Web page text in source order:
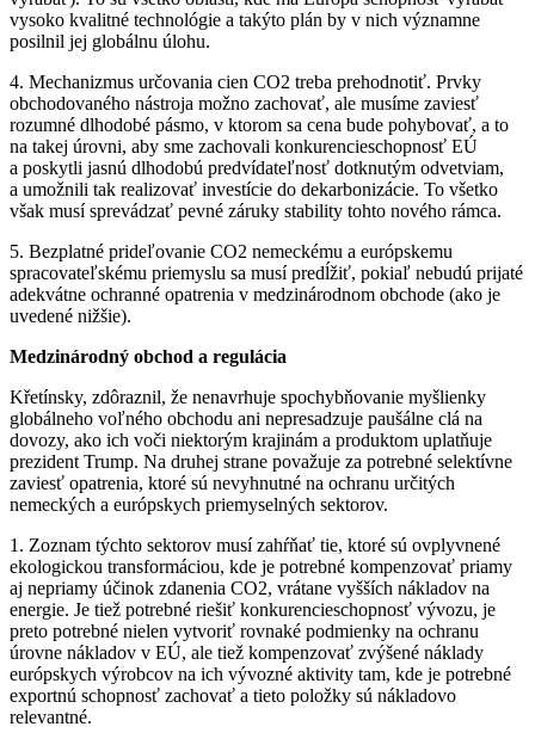
vysoko kvalitné technológie a takýto plán by v nich významne
posilnil jej globálnu úlohu.
4. Mechanizmus určovania cien CO2 treba prehodnotiť. Prvky
obchodovaného nástroja možno zachovať, ale musíme zaviesť
rozumné dlhodobé pásmo, v ktorom sa cena bude pohybovať, a to
na takej úrovni, aby sme zachovali konkurencieschopnosť EÚ
a poskytli jasnú dlhodobú predvídateľnosť dotknutým odvetviam,
a umožnili tak realizovať investície do dekarbonizácie. To všetko
však musí sprevádzať pevné záruky stability tohto nového rámca.
5. Bezplatné prideľovanie CO2 nemeckému a európskemu
spracovateľskému priemyslu sa musí predĺžiť, pokiaľ nebudú prijaté
adekvátne ochranné opatrenia v medzinárodnom obchode (ako je
uvedené nižšie).
Medzinárodný obchod a regulácia
Křetínsky, zdôraznil, že nenavrhuje spochybňovanie myšlienky
globálneho voľného obchodu ani nepresadzuje paušálne clá na
dovozy, ako ich voči niektorým krajinám a produktom uplatňuje
prezident Trump. Na druhej strane považuje za potrebné selektívne
zaviesť opatrenia, ktoré sú nevyhnutné na ochranu určitých
nemeckých a európskych priemyselných sektorov.
1. Zoznam týchto sektorov musí zahŕňať tie, ktoré sú ovplyvnené
ekologickou transformáciou, kde je potrebné kompenzovať priamy
aj nepriamy účinok zdanenia CO2, vrátane vyšších nákladov na
energie. Je tiež potrebné riešiť konkurencieschopnosť vývozu, je
preto potrebné nielen vytvoriť rovnaké podmienky na ochranu
úrovne nákladov v EÚ, ale tiež kompenzovať zvýšené náklady
európskych výrobcov na ich vývozné aktivity tam, kde je potrebné
exportnú schopnosť zachovať a tieto položky sú nákladovo
relevantné.